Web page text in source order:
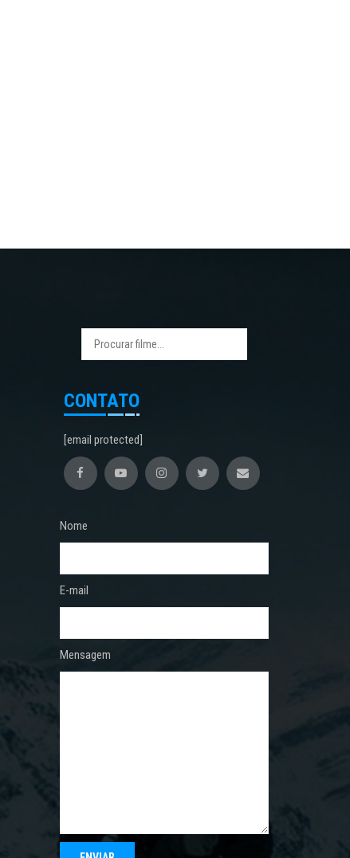
CONTATO
[email protected]
Nome
E-mail
Mensagem